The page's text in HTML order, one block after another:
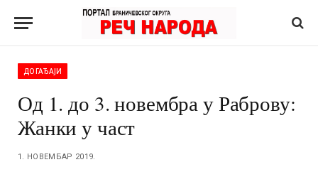
ДОГАЂАЈИ
Од 1. до 3. новембра у Раброву:
Жанки у част
1. НОВЕМБАР 2019.